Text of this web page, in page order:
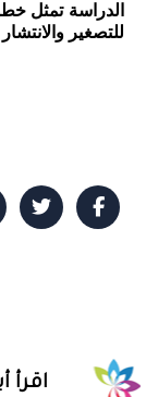
الدراسة تمثل
للتصغير
اقرأ